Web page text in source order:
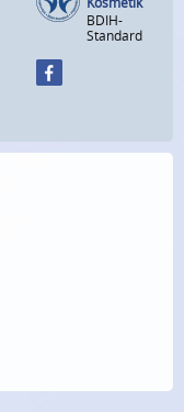
BDIH-
Standard